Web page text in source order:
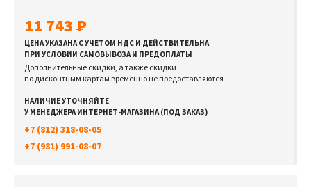
11 743
ЦЕНА УКАЗАНА С УЧЕТОМ НДС И ДЕЙСТВИТЕЛЬНА
ПРИ УСЛОВИИ САМОВЫВОЗА И ПРЕДОПЛАТЫ
Дополнительные скидки, а также скидки
по дисконтным картам временно не предоставляются
НАЛИЧИЕ УТОЧНЯЙТЕ
У МЕНЕДЖЕРА ИНТЕРНЕТ-МАГАЗИНА (ПОД ЗАКАЗ)
+7 (812) 318-08-05
+7 (981) 991-08-07